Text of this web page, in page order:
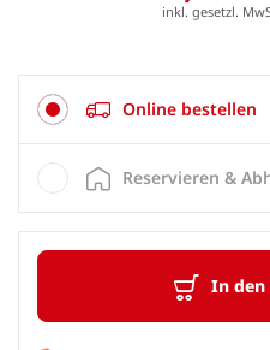
inkl. gesetzl.
Online bestellen
In den
Reservieren &